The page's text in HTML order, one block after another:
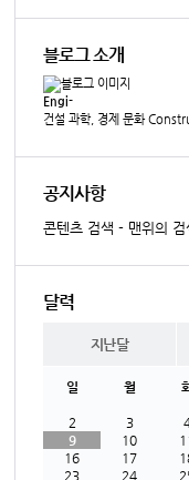
블로그 소개
Engi-
건설 과학, 경제 문화
공지사항
콘텐츠 검색 - 맨위의
달력
지난달
일 월
2
3
9
10
16
17
23
24